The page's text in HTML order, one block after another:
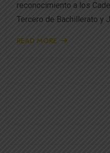
reconocimiento a los
Tercero de Bachillerato y
READ MORE